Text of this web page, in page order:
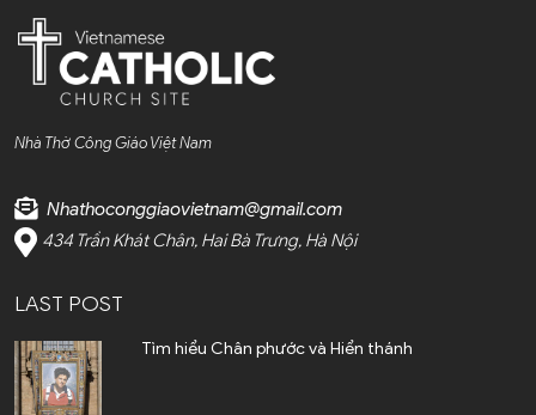
Bắc Ninh (4)
Bến Tre (4)
Cần Thơ (2)
Đắk Lắk (4)
Nhà Thờ Công Giáo Việt Nam
Nhathoconggiaovietnam@gmail.com
434 Trần Khát Chân, Hai Bà Trưng, Hà Nội
LAST POST
Tìm hiểu Chân phước và Hiển thánh